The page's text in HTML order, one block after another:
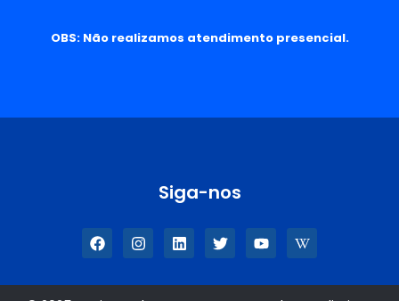
OBS: Não realizamos atendimento presencial.
Siga-nos